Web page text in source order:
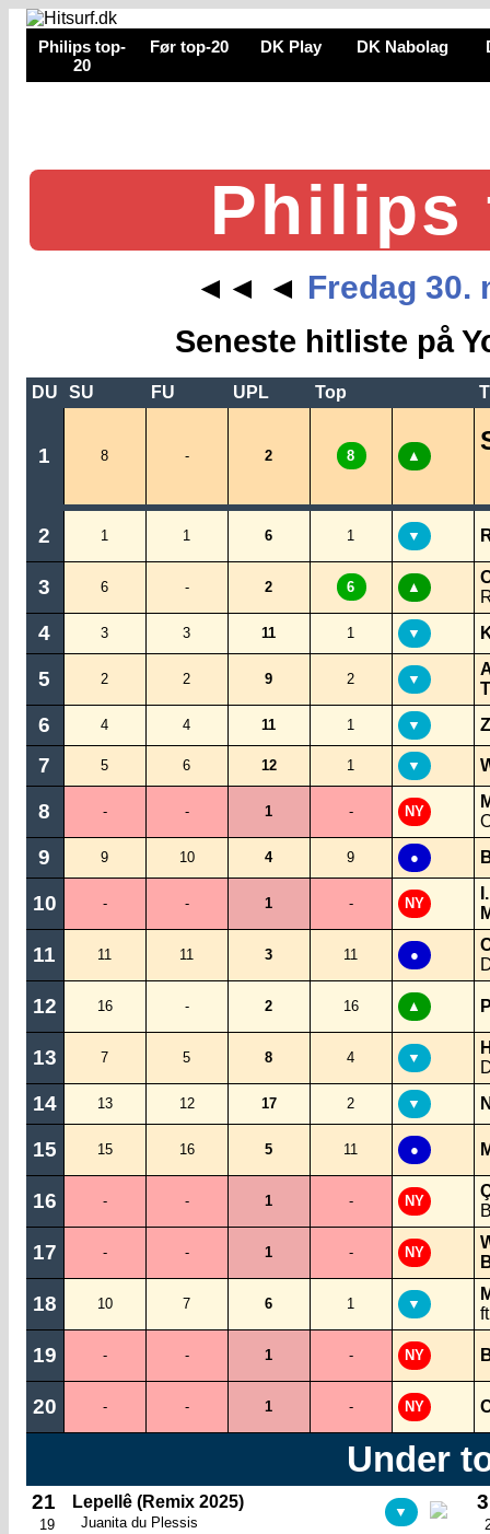
Philips top-
20
Før top-20 DK Play DK Nabolag
Philips
◄◄ ◄ Fredag 30.
Seneste hitliste på
DU SU FU UPL Top
1 8 - 2 8 ▲
2 1 1 6 1 ▼
3 6 - 2 6 ▲
4 3 3 11 1 ▼
5 2 2 9 2 ▼
6 4 4 11 1 ▼
7 5 6 12 1 ▼
8 - - 1 - NY
9 9 10 4 9 ●
10 - - 1 - NY
11 11 11 3 11 ●
12 16 - 2 16 ▲
13 7 5 8 4 ▼
14 13 12 17 2 ▼
15 15 16 5 11 ●
16 - - 1 - NY
17 - - 1 - NY
18 10 7 6 1 ▼
19 - - 1 - NY
20 - - 1 - NY
Under
21
19
Lepellê (Remix 2025)
Juanita du Plessis
▼